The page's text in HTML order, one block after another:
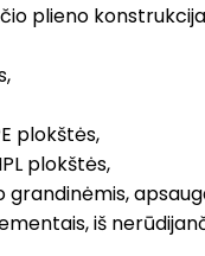
plieno
plokštės,
plokštės,
iš